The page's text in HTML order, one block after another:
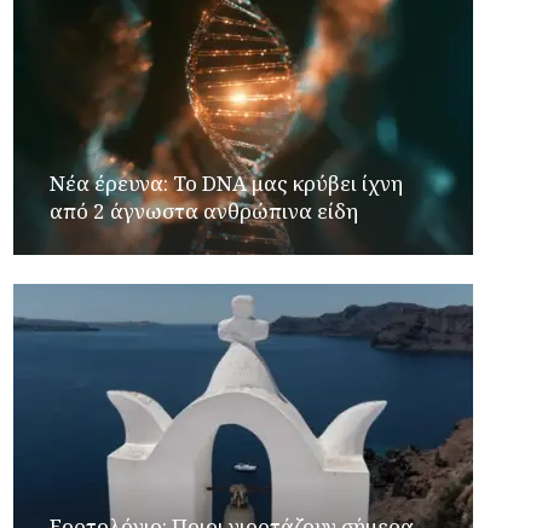
Νέα έρευνα: Το DNA μας κρύβει ίχνη
από 2 άγνωστα ανθρώπινα είδη